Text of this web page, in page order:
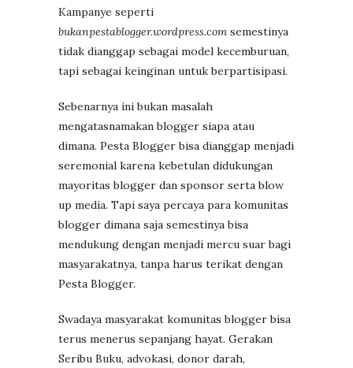
Kampanye seperti
bukanpestablogger.wordpress.com semestinya
tidak dianggap sebagai model kecemburuan,
tapi sebagai keinginan untuk berpartisipasi.
Sebenarnya ini bukan masalah
mengatasnamakan blogger siapa atau
dimana. Pesta Blogger bisa dianggap menjadi
seremonial karena kebetulan didukungan
mayoritas blogger dan sponsor serta blow
up media. Tapi saya percaya para komunitas
blogger dimana saja semestinya bisa
mendukung dengan menjadi mercu suar bagi
masyarakatnya, tanpa harus terikat dengan
Pesta Blogger.
Swadaya masyarakat komunitas blogger bisa
terus menerus sepanjang hayat. Gerakan
Seribu Buku, advokasi, donor darah,